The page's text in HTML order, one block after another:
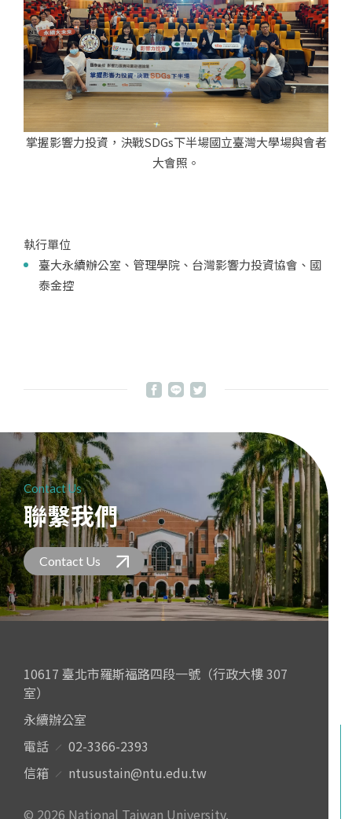
掌握影響力投資，決戰SDGs下半場國立臺灣大學場與會者
大會照。
執行單位
臺大永續辦公室、管理學院、台灣影響力投資協會、國
泰金控
Contact Us
聯繫我們
Contact Us
10617 臺北市羅斯福路四段一號（行政大樓 307
室）
永續辦公室
電話
02-3366-2393
信箱
ntusustain@ntu.edu.tw
© 2026 National Taiwan University.